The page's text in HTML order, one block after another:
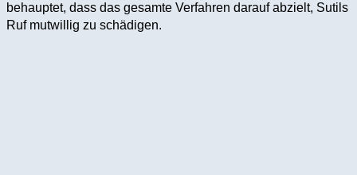
behauptet, dass das gesamte Verfahren darauf abzielt, Sutils
Ruf mutwillig zu schädigen.